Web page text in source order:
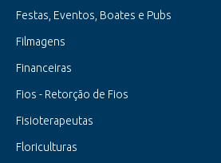
Festas, Eventos, Boates e Pubs
Filmagens
Financeiras
Fios - Retorção de Fios
Fisioterapeutas
Floriculturas